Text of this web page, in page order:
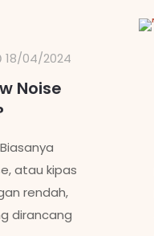
18/04/2024
Noise
atau kipas
rendah,
dirancang